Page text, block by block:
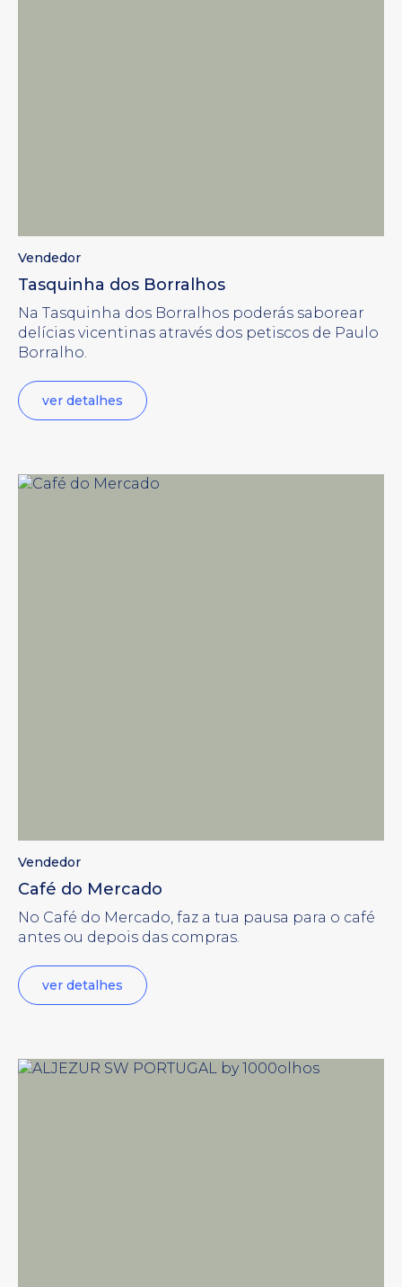
Vendedor
Tasquinha dos Borralhos
Na Tasquinha dos Borralhos poderás saborear
delícias vicentinas através dos petiscos de Paulo
Borralho.
ver detalhes
Vendedor
Café do Mercado
No Café do Mercado, faz a tua pausa para o café
antes ou depois das compras.
ver detalhes